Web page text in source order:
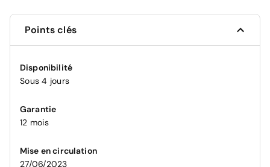
Points clés
Disponibilité
Sous 4 jours
Garantie
12 mois
Mise en circulation
27/06/2023